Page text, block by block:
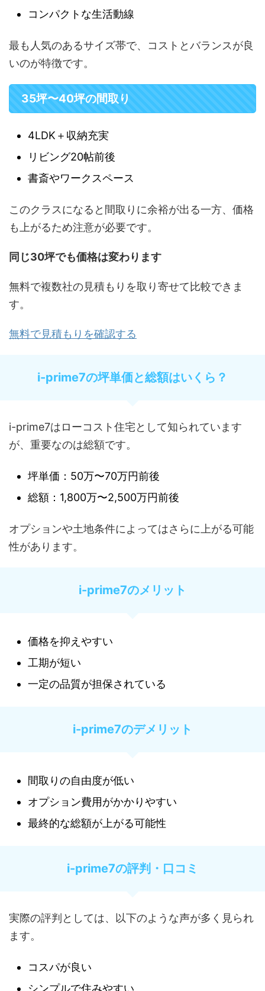
コンパクトな生活動線
最も人気のあるサイズ帯で、コストとバランスが良
いのが特徴です。
35坪〜40坪の間取り
4LDK＋収納充実
リビング20帖前後
書斎やワークスペース
このクラスになると間取りに余裕が出る一方、価格
も上がるため注意が必要です。
同じ30坪でも価格は変わります
無料で複数社の見積もりを取り寄せて比較できま
す。
無料で見積もりを確認する
i-prime7の坪単価と総額はいくら？
i-prime7はローコスト住宅として知られています
が、重要なのは総額です。
坪単価：50万〜70万円前後
総額：1,800万〜2,500万円前後
オプションや土地条件によってはさらに上がる可能
性があります。
i-prime7のメリット
価格を抑えやすい
工期が短い
一定の品質が担保されている
i-prime7のデメリット
間取りの自由度が低い
オプション費用がかかりやすい
最終的な総額が上がる可能性
i-prime7の評判・口コミ
実際の評判としては、以下のような声が多く見られ
ます。
コスパが良い